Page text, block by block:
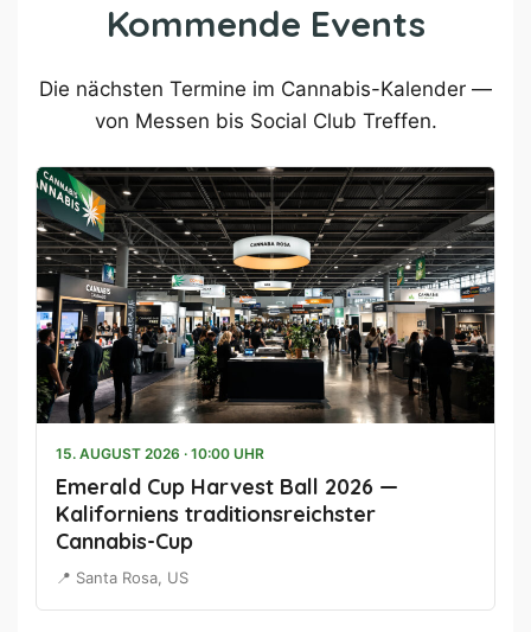
Kommende Events
Die nächsten Termine im Cannabis-Kalender —
von Messen bis Social Club Treffen.
15. AUGUST 2026 · 10:00 UHR
Emerald Cup Harvest Ball 2026 —
Kaliforniens traditionsreichster
Cannabis-Cup
📍 Santa Rosa, US